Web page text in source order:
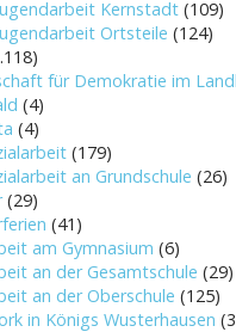
Kernstadt (109)
Ortsteile (124)
für Demokratie im
(4)
(4)
(179)
an Grundschule (26)
(29)
(41)
am Gymnasium (6)
an der Gesamtschule (29)
an der Oberschule (125)
in Königs Wusterhausen